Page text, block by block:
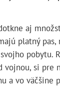
aj
platný pas,
pobytu.
vojnou, si pre
a vo väčšine